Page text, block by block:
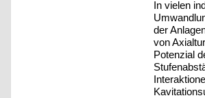
In vielen
der
von
Potenzial